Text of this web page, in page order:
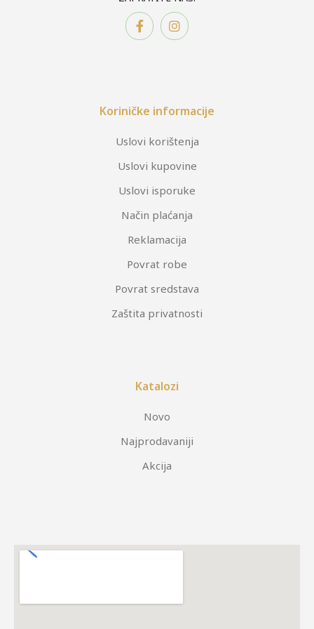
Koriničke informacije
Uslovi korištenja
Uslovi kupovine
Uslovi isporuke
Način plaćanja
Reklamacija
Povrat robe
Povrat sredstava
Zaštita privatnosti
Katalozi
Novo
Najprodavaniji
Akcija